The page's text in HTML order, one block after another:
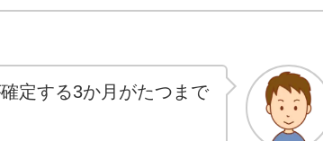
定する3か月がたつまで